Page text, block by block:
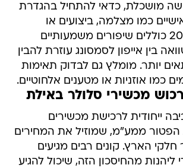
מושכלת, כדאי להתחיל בהגדרת
כמו מצלמה, ביצועים או
סוללה. דגמי 2026 כוללים שיפורים משמעותיים
בין אייפון לסמסונג עוזרת להבין
יותר. מומלץ גם לבדוק תאימות
כמו אוזניות או מטענים אלחוטיים.
מכשירי סלולר באילת
ייחודית לרכישת מכשירים
הפטור ממע"מ, שמוזיל את המחירים
הארץ. קונים רבים מגיעים
ליהנות מהחיסכון הזה, שיכול להגיע